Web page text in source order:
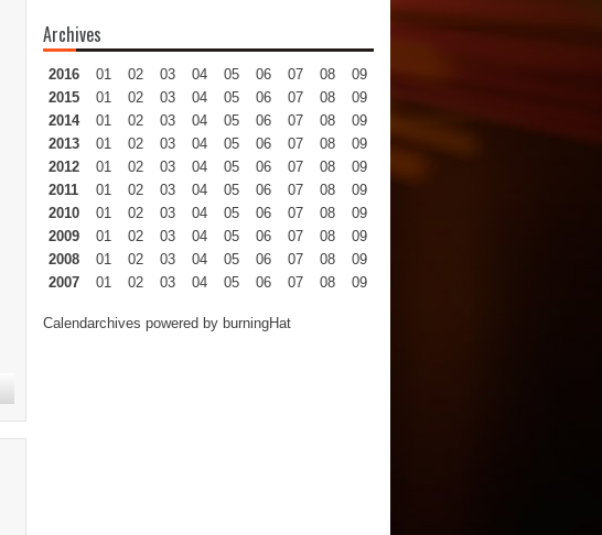
Archives
2016 01 02 03 04 05 06 07 08 09
2015
01 02 03 04 05 06 07 08 09
2014
01 02 03 04 05 06 07 08 09
2013
01 02 03 04 05 06 07 08 09
2012
01 02 03 04 05 06 07 08 09
2011
01 02 03 04 05 06 07 08 09
2010
01 02 03 04 05 06 07 08 09
2009
01 02 03 04 05 06 07 08 09
2008
01 02 03 04 05 06 07 08 09
2007
01 02 03 04 05 06 07 08 09
Calendarchives powered by burningHat